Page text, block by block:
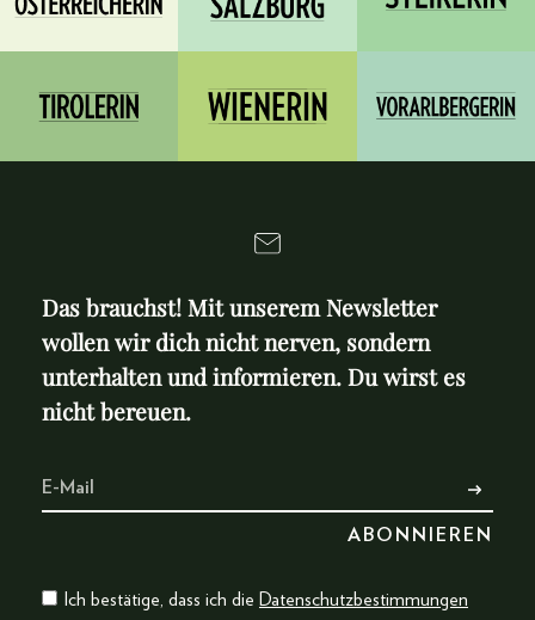
Das brauchst! Mit unserem Newsletter
wollen wir dich nicht nerven, sondern
unterhalten und informieren. Du wirst es
nicht bereuen.
Ich bestätige, dass ich die Datenschutzbestimmungen